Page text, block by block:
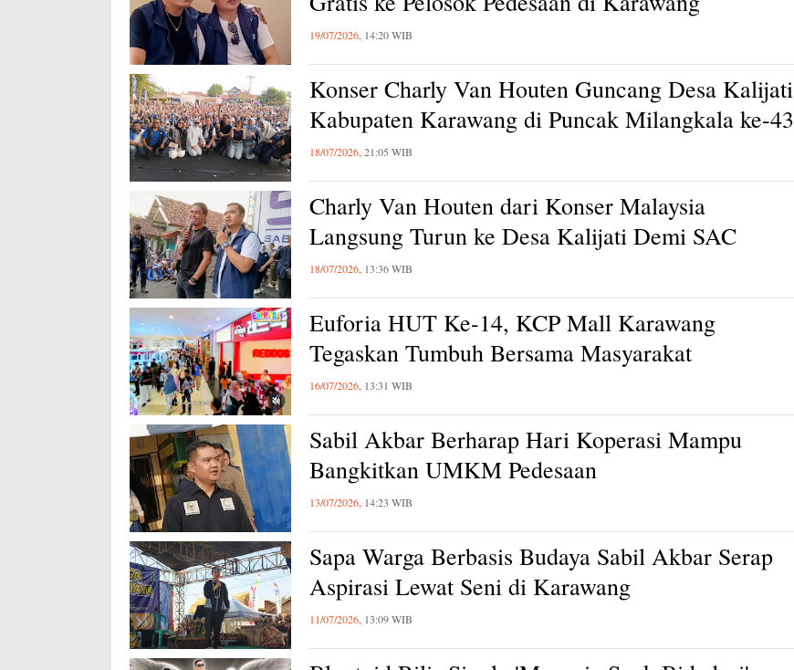
19/07/2026, 14:20 WIB
Konser Charly Van Houten Guncang Desa Kalijati
Kabupaten Karawang di Puncak Milangkala ke-43
18/07/2026,21:05 WIB
Charly Van Houten dari Konser Malaysia
Langsung Turun ke Desa Kalijati Demi SAC
18/07/2026, 13:36 WIB
Euforia HUT Ke-14, KCP Mall Karawang
Tegaskan Tumbuh Bersama Masyarakat
16/07/2026, 13:31 WIB
Sabil Akbar Berharap Hari Koperasi Mampu
Bangkitkan UMKM Pedesaan
13/07/2026, 14:23 WIB
Sapa Warga Berbasis Budaya Sabil Akbar Serap
Aspirasi Lewat Seni di Karawang
11/07/2026, 13:09 WIB